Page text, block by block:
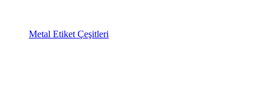
Metal Etiket Çeşitleri